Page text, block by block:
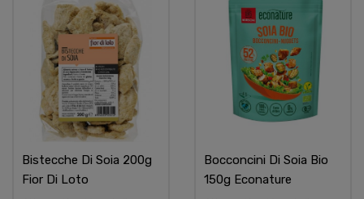
Bistecche Di Soia 200g
Fior Di Loto
Bocconcini Di Soia Bio
150g Econature